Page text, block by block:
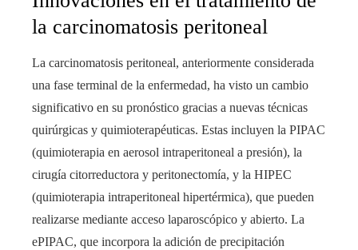
la carcinomatosis peritoneal
La carcinomatosis peritoneal, anteriormente considerada
una fase terminal de la enfermedad, ha visto un cambio
significativo en su pronóstico gracias a nuevas técnicas
quirúrgicas y quimioterapéuticas. Estas incluyen la PIPAC
(quimioterapia en aerosol intraperitoneal a presión), la
cirugía citorreductora y peritonectomía, y la HIPEC
(quimioterapia intraperitoneal hipertérmica), que pueden
realizarse mediante acceso laparoscópico y abierto. La
ePIPAC, que incorpora la adición de precipitación